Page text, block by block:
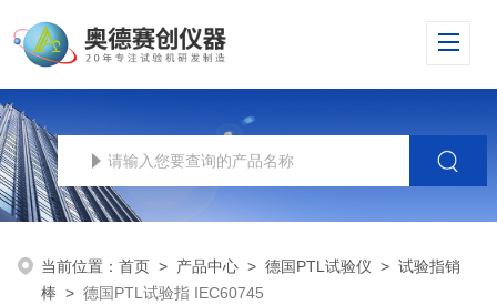
当前位置：首页 > 产品中心 >德国PTL试验仪 >试验指销
棒 >德国PTL试验指 IEC60745